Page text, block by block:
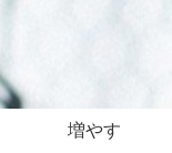
増やす